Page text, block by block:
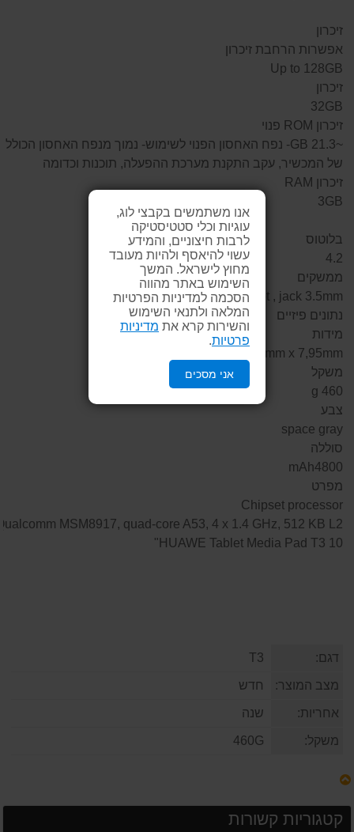
אנו משתמשים בקבצי לוג,
עוגיות וכלי סטטיסטיקה
לרבות חיצוניים, והמידע
עשוי להיאסף ולהיות מעובד
מחוץ לישראל. המשך
השימוש באתר מהווה
הסכמה למדיניות הפרטיות
המלאה ולתנאי השימוש
והשירות קרא את מדיניות
פרטיות
אני מסכים
זיכרון
אפשרות הרחבת זיכרון
Up to 128GB
זיכרון
32GB
זיכרון ROM פנוי
~21.3 GB- נפח האחסון הפנוי לשימוש- נמוך מנפח האחסון הכולל
של המכשיר, עקב התקנת מערכת ההפעלה, תוכנות וכדומה
זיכרון RAM
3GB
בלוטוס
4.2
ממשקים
USB 2.0, microSD card slot , jack 3.5mm
נתונים פיזיים
מידות
mm 229,8 x 159,8mm x 7,95mm
משקל
460 g
צבע
space gray
סוללה
mAh4800
מפרט
Chipset processor
MSM8917, quad-core A53, 4 x 1.4 GHz, 512 KB L2
HUAWE Tablet Media Pad T3 10"
דגם:
מצב המוצר: חדש
אחריות: שנה
משקל:
קטגוריות קשורות